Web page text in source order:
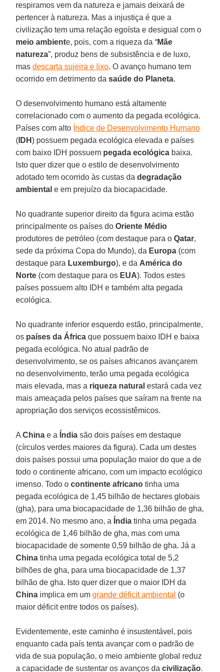
respiramos vem da natureza e jamais deixará de
pertencer à natureza. Mas a injustiça é que a
civilização tem uma relação egoísta e desigual com o
meio ambiente, pois, com a riqueza da “Mãe
natureza”, produz bens de subsistência e de luxo,
masdescarta sujeira e lixo. O avanço humano tem
ocorrido em detrimento dasaúde do Planeta.
O desenvolvimento humano está altamente
correlacionado com o aumento da pegada ecológica.
Países com alto Índice de Desenvolvimento Humano
( IDH) possuem pegada ecológica elevada e países
com baixo IDH possuem pegada ecológica baixa.
Isto quer dizer que o estilo de desenvolvimento
adotado tem ocorrido às custas dadegradação
ambiental e em prejuízo da biocapacidade.
No quadrante superior direito da figura acima estão
principalmente os países doOriente Médio
produtores de petróleo (com destaque para oQatar,
sede da próxima Copa do Mundo), da Europa (com
destaque para Luxemburgo), e da América do
Norte (com destaque para os EUA). Todos estes
países possuem alto IDH e também alta pegada
ecológica.
No quadrante inferior esquerdo estão, principalmente,
os países da África que possuem baixo IDH e baixa
pegada ecológica. No atual padrão de
desenvolvimento, se os países africanos avançarem
no desenvolvimento, terão uma pegada ecológica
mais elevada, mas a riqueza natural estará cada vez
mais ameaçada pelos países que saíram na frente na
apropriação dos serviços ecossistêmicos.
AChina e a Índia são dois países em destaque
(círculos verdes maiores da figura). Cada um destes
dois países possui uma população maior do que a de
todo o continente africano, com um impacto ecológico
imenso. Todo ocontinente africano tinha uma
pegada ecológica de 1,45 bilhão de hectares globais
(gha), para uma biocapacidade de 1,36 bilhão de gha,
em 2014. No mesmo ano, a Índia tinha uma pegada
ecológica de 1,46 bilhão de gha, mas com uma
biocapacidade de somente 0,59 bilhão de gha. Já a
China tinha uma pegada ecológica total de 5,2
bilhões de gha, para uma biocapacidade de 1,37
bilhão de gha. Isto quer dizer que o maior IDH da
China implica em umgrande déficit ambiental (o
maior déficit entre todos os países).
Evidentemente, este caminho é insustentável, pois
enquanto cada país tenta avançar com o padrão de
vida de sua população, o meio ambiente global reduz
a capacidade de sustentar os avanços dacivilização.